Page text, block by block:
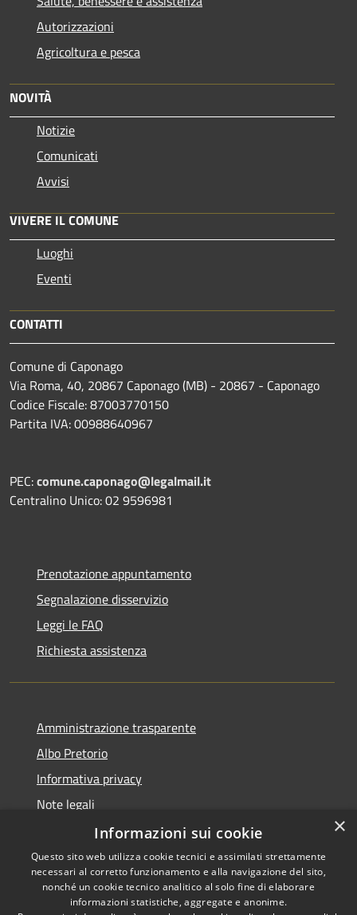
Autorizzazioni
Agricoltura e pesca
NOVITÀ
Notizie
Comunicati
Avvisi
VIVERE IL COMUNE
Luoghi
Eventi
CONTATTI
Comune di Caponago
Via Roma, 40, 20867 Caponago (MB) - 20867 - Caponago
Codice Fiscale: 87003770150
Partita IVA: 00988640967
PEC:comune.caponago@legalmail.it
Centralino Unico: 02 9596981
Prenotazione appuntamento
Segnalazione disservizio
Leggi le FAQ
Richiesta assistenza
Amministrazione trasparente
Albo Pretorio
Informativa privacy
Note legali
Dichiarazione di accessibilità
RSS Copyright © 2026 • Comune di
×
Informazioni sui cookie
Questo sito web utilizza cookie tecnici e assimilati strettamente
necessari al corretto funzionamento e alla navigazione del sito,
nonché un cookie tecnico analitico al solo fine di elaborare
informazioni statistiche, aggregate e anonime.